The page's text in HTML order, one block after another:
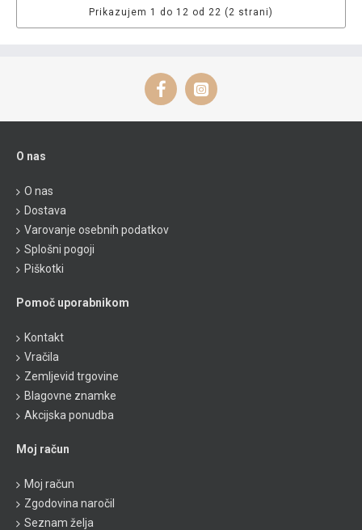
Prikazujem 1 do 12 od 22 (2 strani)
O nas
O nas
Dostava
Varovanje osebnih podatkov
Splošni pogoji
Piškotki
Pomoč uporabnikom
Kontakt
Vračila
Zemljevid trgovine
Blagovne znamke
Akcijska ponudba
Moj račun
Moj račun
Zgodovina naročil
Seznam želja